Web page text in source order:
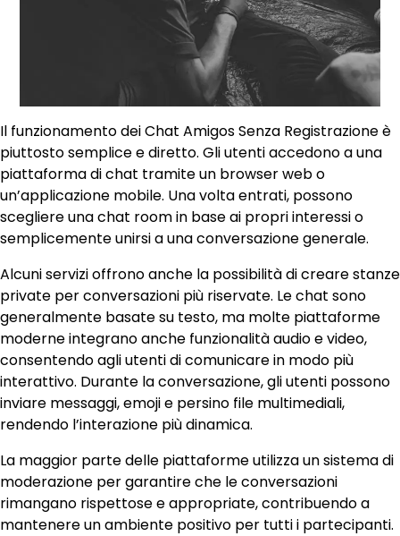
Il funzionamento dei Chat Amigos Senza Registrazione è
piuttosto semplice e diretto. Gli utenti accedono a una
piattaforma di chat tramite un browser web o
un’applicazione mobile. Una volta entrati, possono
scegliere una chat room in base ai propri interessi o
semplicemente unirsi a una conversazione generale.
Alcuni servizi offrono anche la possibilità di creare stanze
private per conversazioni più riservate. Le chat sono
generalmente basate su testo, ma molte piattaforme
moderne integrano anche funzionalità audio e video,
consentendo agli utenti di comunicare in modo più
interattivo. Durante la conversazione, gli utenti possono
inviare messaggi, emoji e persino file multimediali,
rendendo l’interazione più dinamica.
La maggior parte delle piattaforme utilizza un sistema di
moderazione per garantire che le conversazioni
rimangano rispettose e appropriate, contribuendo a
mantenere un ambiente positivo per tutti i partecipanti.